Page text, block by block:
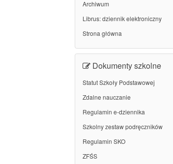
Archiwum
Librus: dziennik elektroniczny
Strona główna
Dokumenty szkolne
Statut Szkoły Podstawowej
Zdalne nauczanie
Regulamin e-dziennika
Szkolny zestaw podręczników
Regulamin SKO
ZFŚS